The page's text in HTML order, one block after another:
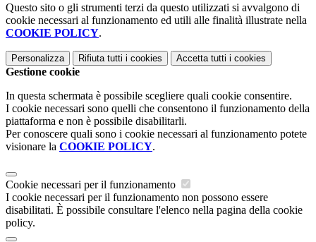
Questo sito o gli strumenti terzi da questo utilizzati si avvalgono di
cookie necessari al funzionamento ed utili alle finalità illustrate nella
COOKIE POLICY.
Personalizza Rifiuta tutti i cookies Accetta tutti i cookies
Gestione cookie
In questa schermata è possibile scegliere quali cookie consentire.
I cookie necessari sono quelli che consentono il funzionamento della
piattaforma e non è possibile disabilitarli.
Per conoscere quali sono i cookie necessari al funzionamento potete
visionare la COOKIE POLICY.
Cookie necessari per il funzionamento
I cookie necessari per il funzionamento non possono essere
disabilitati. È possibile consultare l'elenco nella pagina della cookie
policy.